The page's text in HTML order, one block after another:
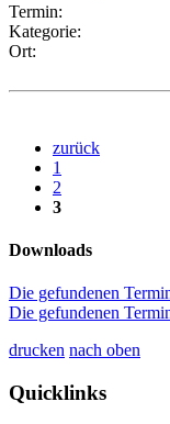
Termin:
Kategorie:
Ort:
zurück
1
2
3
Downloads
Die gefundenen
Die gefundenen
drucken nach oben
Quicklinks